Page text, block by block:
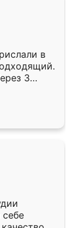
в
3
себе